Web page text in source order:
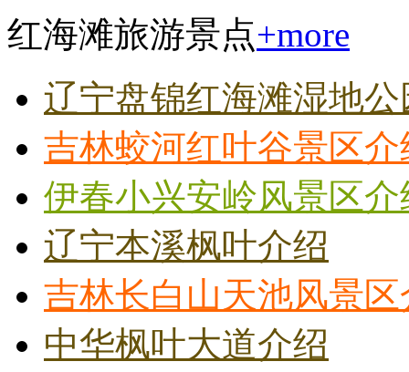
红海滩旅游景点+more
辽宁盘锦红海滩湿地
吉林蛟河红叶谷景区介
伊春小兴安岭风景区介
辽宁本溪枫叶介绍
吉林长白山天池风景区
中华枫叶大道介绍